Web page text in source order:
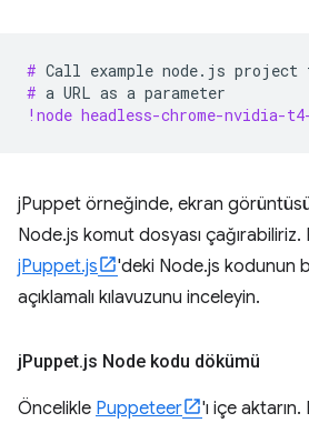
# Call example node.js project
# a URL as a
!node headless-chrome-nvidia-
jPuppet örneğinde, ekran
Node.js komut dosyası çağırabiliriz.
jPuppet.js
'deki Node.js kodunun
açıklamalı kılavuzunu inceleyin.
jPuppet.js Node kodu dökümü
Öncelikle Puppeteer
'ı içe